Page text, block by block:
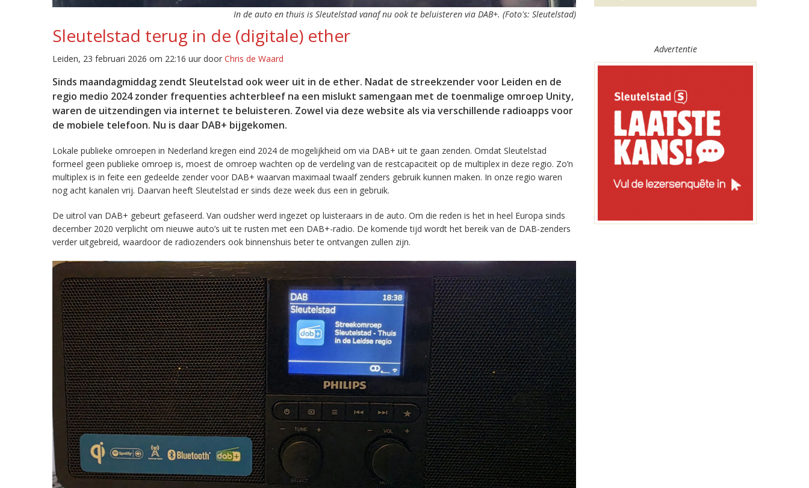
In de auto en thuis is Sleutelstad vanaf nu ook te beluisteren via DAB+. (Foto's: Sleutelstad)
Sleutelstad terug in de (digitale) ether
Leiden, 23 februari 2026 om 22:16 uur door Chris de Waard
Sinds maandagmiddag zendt Sleutelstad ook weer uit in de ether. Nadat de streekzender voor Leiden en de
regio medio 2024 zonder frequenties achterbleef na een mislukt samengaan met de toenmalige omroep Unity,
waren de uitzendingen via internet te beluisteren. Zowel via deze website als via verschillende radioapps voor
de mobiele telefoon. Nu is daar DAB+ bijgekomen.
Lokale publieke omroepen in Nederland kregen eind 2024 de mogelijkheid om via DAB+ uit te gaan zenden. Omdat Sleutelstad
formeel geen publieke omroep is, moest de omroep wachten op de verdeling van de restcapaciteit op de multiplex in deze regio. Zo’n
multiplex is in feite een gedeelde zender voor DAB+ waarvan maximaal twaalf zenders gebruik kunnen maken. In onze regio waren
nog acht kanalen vrij. Daarvan heeft Sleutelstad er sinds deze week dus een in gebruik.
De uitrol van DAB+ gebeurt gefaseerd. Van oudsher werd ingezet op luisteraars in de auto. Om die reden is het in heel Europa sinds
december 2020 verplicht om nieuwe auto’s uit te rusten met een DAB+-radio. De komende tijd wordt het bereik van de DAB-zenders
verder uitgebreid, waardoor de radiozenders ook binnenshuis beter te ontvangen zullen zijn.
Advertentie